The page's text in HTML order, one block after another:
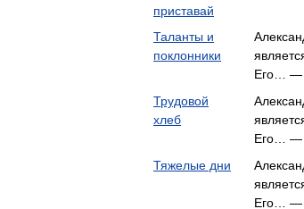
приставай
Таланты и
поклонники
Его… —
Трудовой
хлеб
Его… —
Тяжелые дни
Его… —